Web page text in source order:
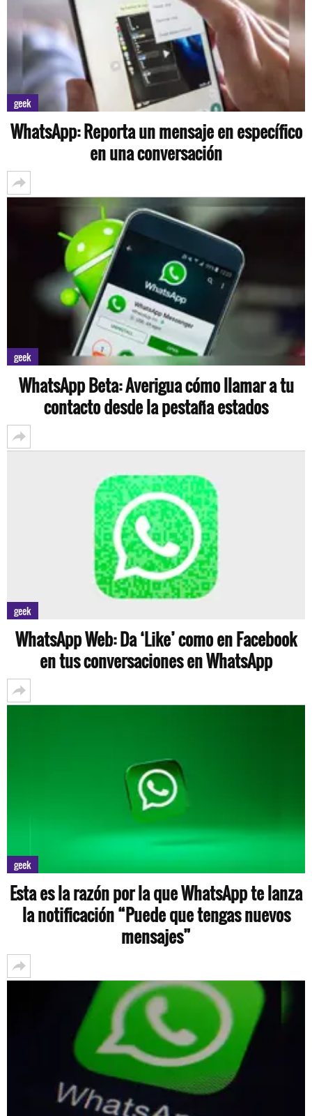
geek
WhatsApp: Reporta un mensaje en específico
en una conversación
geek
WhatsApp Beta: Averigua cómo llamar a tu
contacto desde la pestaña estados
geek
WhatsApp Web: Da ‘Like’ como en Facebook
en tus conversaciones en WhatsApp
geek
Esta es la razón por la que WhatsApp te lanza
la notificación “Puede que tengas nuevos
mensajes”